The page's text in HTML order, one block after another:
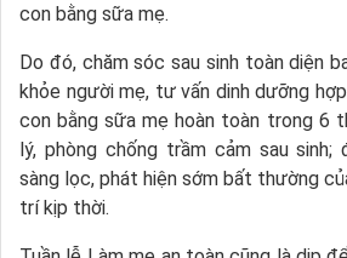
con bằng sữa mẹ.
Do đó, chăm sóc sau sinh toàn diện
khỏe người mẹ, tư vấn dinh dưỡng
con bằng sữa mẹ hoàn toàn trong 6
lý, phòng chống trầm cảm sau sinh;
sàng lọc, phát hiện sớm bất thường
trí kịp thời.